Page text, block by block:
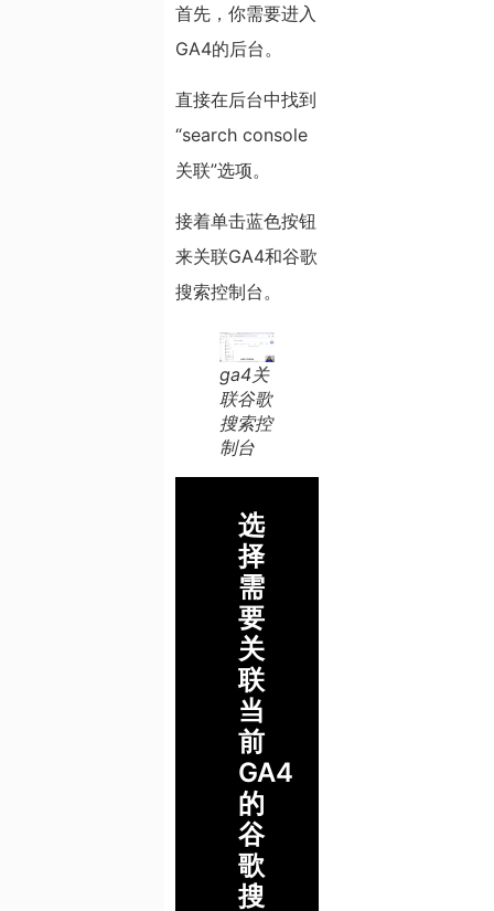
首先，你需要进入
GA4的后台。
直接在后台中找到
“search console
关联”选项。
接着单击蓝色按钮
来关联GA4和谷歌
搜索控制台。
ga4关
联谷歌
搜索控
制台
选
择
需
要
关
联
当
前
GA4
的
谷
歌
搜